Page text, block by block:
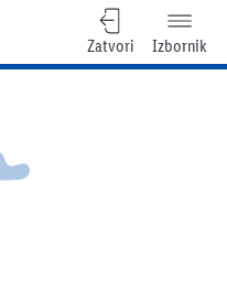
Zatvori Izbornik